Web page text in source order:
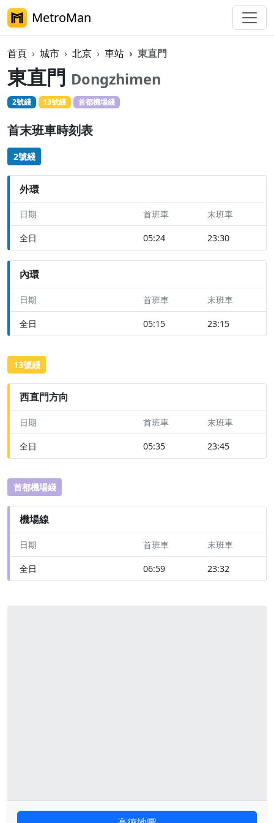
MetroMan
首頁 城市 北京 車站 東直門
東直門 Dongzhimen
2號綫 13號綫 首都機場綫
首末班車時刻表
2號綫
外環
日期 首班車 末班車
全日 05:24 23:30
內環
日期 首班車 末班車
全日 05:15 23:15
13號綫
西直門方向
日期 首班車 末班車
全日 05:35 23:45
首都機場綫
機場線
日期 首班車 末班車
全日 06:59 23:32